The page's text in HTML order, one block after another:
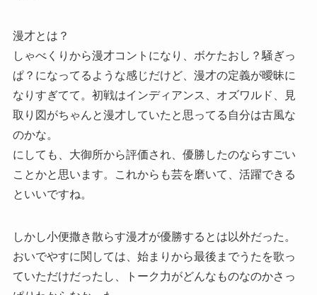
漫才とは？
しゃべくりから漫才コントになり、ボケたおし？騒ぎっ
ぱ？になってるような感じだけど、漫才の定義が曖昧に
なりすぎてて。初戦はインディアンス、オズワルド、見
取り図がちゃんと漫才していたと思ってる自分は古風な
のかな。
にしても、大御所から評価され、優勝したのならすごい
ことかと思います。これからも芸を磨いて、活躍できる
といいですね。
しかし小便撒き散らす漫才が優勝するとは以外だった。
おいでやすに関しては、始まりから最後までうたを歌っ
ていただけだったし、トーク力がどんなものなのかさっ